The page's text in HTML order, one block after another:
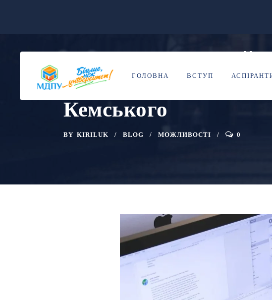
ГОЛОВНА ВСТУП
12
ІІІ Всеукраїнський
на тему Революції
Кемського
BY KIRILUK BLOG МОЖЛИВОСТІ 0